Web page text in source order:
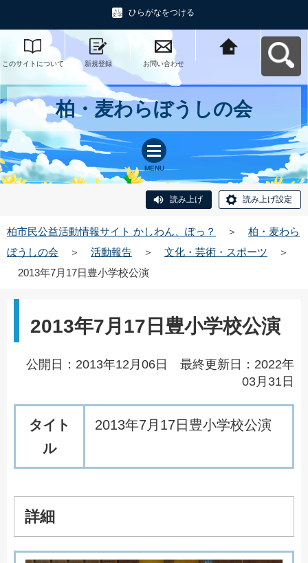
ひらがなをつける
このサイトについて 新規登録 お問い合わせ
柏・麦わらぼうしの会
MENU
読み上げ 読み上げ設定
柏市民公益活動情報サイト かしわん、ぽっ？ ＞
柏・麦わら
ぼうしの会
＞ 活動報告 ＞ 文化・芸術・スポーツ
＞
2013年7月17日豊小学校公演
2013年7月17日豊小学校公演
公開日：2013年12月06日 最終更新日：2022年
03月31日
タイト
ル
2013年7月 17日 豊小学校公演
詳細